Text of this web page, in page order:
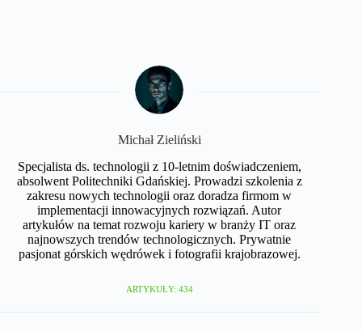
Michał Zieliński
Specjalista ds. technologii z 10-letnim doświadczeniem,
absolwent Politechniki Gdańskiej. Prowadzi szkolenia z
zakresu nowych technologii oraz doradza firmom w
implementacji innowacyjnych rozwiązań. Autor
artykułów na temat rozwoju kariery w branży IT oraz
najnowszych trendów technologicznych. Prywatnie
pasjonat górskich wędrówek i fotografii krajobrazowej.
ARTYKUŁY: 434